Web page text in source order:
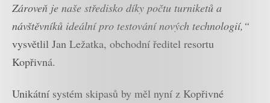
Zároveň je naše středisko díky počtu turniketů a
návštěvníků ideální pro testování nových technologií,“
vysvětlil Jan Ležatka, obchodní ředitel resortu
Kopřivná.
Unikátní systém skipasů by měl nyní z Kopřivné